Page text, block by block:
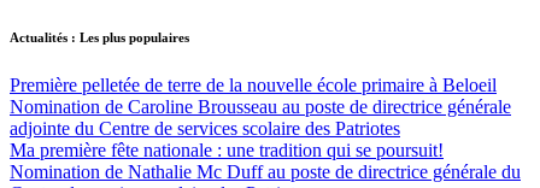
Actualités : Les plus populaires
Première pelletée de terre de la nouvelle école primaire à Beloeil
Nomination de Caroline Brousseau au poste de directrice générale
adjointe du Centre de services scolaire des Patriotes
Ma première fête nationale : une tradition qui se poursuit!
Nomination de Nathalie Mc Duff au poste de directrice générale du